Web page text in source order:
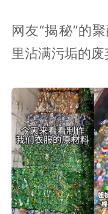
网友“揭秘”的
里沾满污垢的废